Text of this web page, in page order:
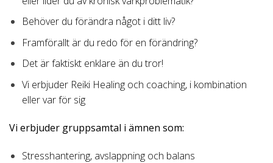
Behöver du förändra något i ditt liv?
Framförallt är du redo för en förändring?
Det är faktiskt enklare än du tror!
Vi erbjuder Reiki Healing och coaching, i kombination
eller var för sig
Vi erbjuder gruppsamtal i ämnen som:
Stresshantering, avslappning och balans